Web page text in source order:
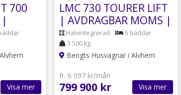
700
|
Visa mer
LMC 730 TOURER LIFT
| AVDRAGBAR MOMS |
SOLCELL | LITIUM
Halvintegrerad
5 bäddar
3 500 kg
Bengts Husvagnar i Alvhem
fr. 6 097 kr/mån
799 900 kr Visa mer